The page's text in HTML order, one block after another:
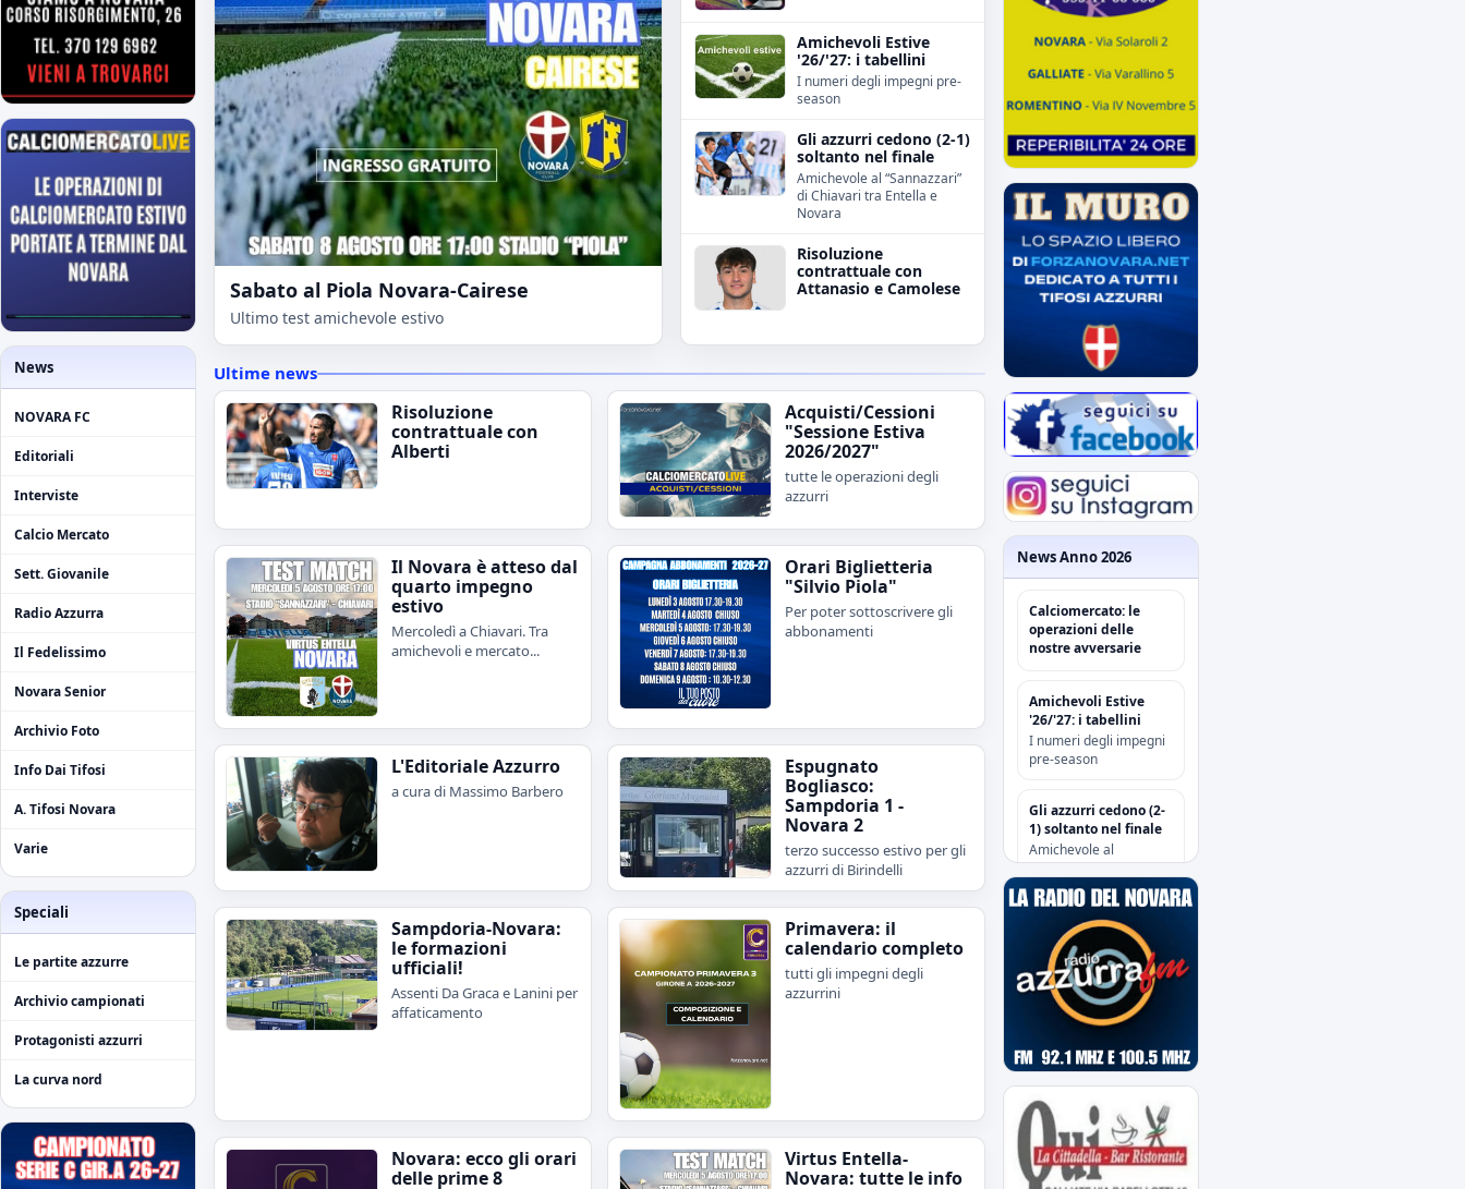
News
NOVARA FC
Editoriali
Interviste
Calcio Mercato
Sett. Giovanile
Radio Azzurra
Il Fedelissimo
Novara Senior
Archivio Foto
Info Dai Tifosi
A. Tifosi Novara
Varie
Speciali
Le partite azzurre
Archivio campionati
Protagonisti azzurri
La curva nord
Sabato al Piola Novara-Cairese
Ultimo test amichevole estivo
Amichevoli Estive
'26/'27: i tabellini
I numeri degli impegni pre-
season
Gli azzurri cedono (2-1)
soltanto nel finale
Amichevole al “Sannazzari”
di Chiavari tra Entella e
Novara
Risoluzione
contrattuale con
Attanasio e Camolese
Ultime news
Risoluzione
contrattuale con
Alberti
Acquisti/Cessioni
"Sessione Estiva
2026/2027"
tutte le operazioni degli
azzurri
Il Novara è atteso dal
quarto impegno
estivo
Mercoledì a Chiavari. Tra
amichevoli e mercato...
Orari Biglietteria
"Silvio Piola"
Per poter sottoscrivere gli
abbonamenti
L'Editoriale Azzurro
a cura di Massimo Barbero
Espugnato
Bogliasco:
Sampdoria 1 -
Novara 2
terzo successo estivo per gli
azzurri di Birindelli
Sampdoria-Novara:
le formazioni
ufficiali!
Assenti Da Graca e Lanini per
affaticamento
Primavera: il
calendario completo
tutti gli impegni degli
azzurrini
Novara: ecco gli orari
delle prime 8
Virtus Entella-
Novara: tutte le info
News Anno 2026
Calciomercato: le
operazioni delle
nostre avversarie
Amichevoli Estive
'26/'27: i tabellini
I numeri degli impegni
pre-season
Gli azzurri cedono (2-
1) soltanto nel finale
Amichevole al
“Sannazzari” di Chiavari
tra Entella e Novara
Risoluzione
contrattuale con
Attanasio e Camolese
Risoluzione
contrattuale con
Alberti
Acquisti/Cessioni
"Sessione Estiva
2026/2027"
tutte le operazioni degli